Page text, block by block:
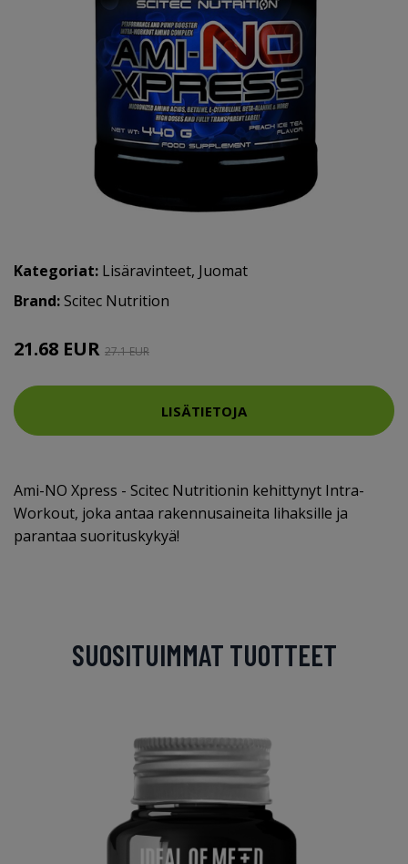
Kategoriat: Lisäravinteet, Juomat
Brand:Scitec Nutrition
21.68 EUR 27.1 EUR
LISÄTIETOJA
Ami-NO Xpress - Scitec Nutritionin kehittynyt Intra-
Workout, joka antaa rakennusaineita lihaksille ja
parantaa suorituskykyä!
SUOSITUIMMAT TUOTTEET